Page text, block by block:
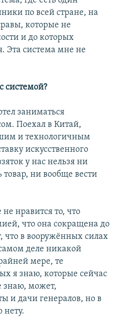
по всей стране, на
которые не
и до которых
Эта система мне не
системой?
заниматься
Поехал в Китай,
и технологичным
искусственного
у нас нельзя ни
ни вообще вести
нравится то, что
что она сокращена до
в вооружённых силах
деле никакой
мере, те
я знаю, которые сейчас
знаю, может,
и дачи генералов, но в
нету.